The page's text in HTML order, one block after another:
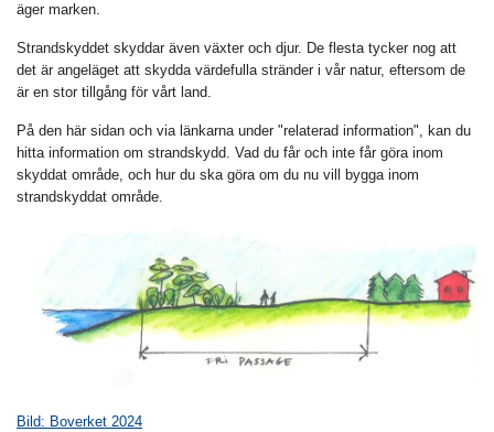
äger marken.
Strandskyddet skyddar även växter och djur. De flesta tycker nog att
det är angeläget att skydda värdefulla stränder i vår natur, eftersom de
är en stor tillgång för vårt land.
På den här sidan och via länkarna under "relaterad information", kan du
hitta information om strandskydd. Vad du får och inte får göra inom
skyddat område, och hur du ska göra om du nu vill bygga inom
strandskyddat område.
Bild: Boverket 2024